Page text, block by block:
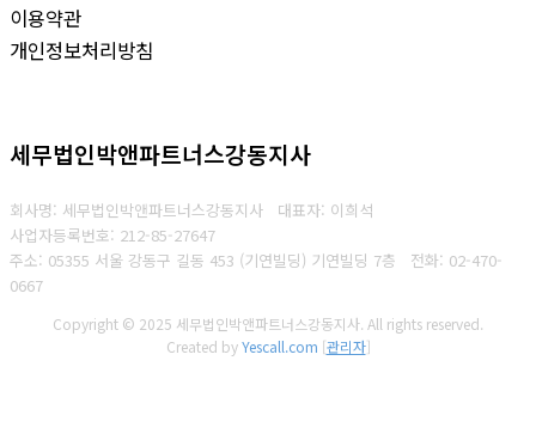
이용약관
개인정보처리방침
세무법인박앤파트너스강동지사
회사명: 세무법인박앤파트너스강동지사 대표자: 이희석
사업자등록번호: 212-85-27647
주소: 05355 서울 강동구 길동 453 (기연빌딩) 기연빌딩 7층 전화: 02-470-
0667
Copyright © 2025 세무법인박앤파트너스강동지사. All rights reserved.
Created byYescall.com [관리자]